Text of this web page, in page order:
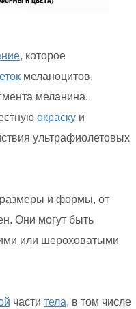
которое
меланоцитов,
меланина.
окраску и
ультрафиолетовых
размеры и формы, от
Они могут быть
или шероховатыми
части тела, в том числе